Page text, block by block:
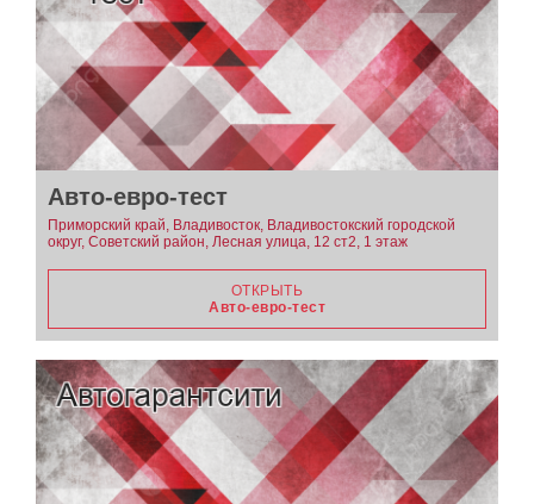
Авто-евро-тест
Приморский край, Владивосток, Владивостокский городской
округ, Советский район, Лесная улица, 12 ст2, 1 этаж
ОТКРЫТЬ
Авто-евро-тест